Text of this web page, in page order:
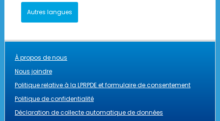
Autres langues
À propos de nous
Nous joindre
Politique relative à la LPRPDE et formulaire de consentement
Politique de confidentialité
Déclaration de collecte automatique de données